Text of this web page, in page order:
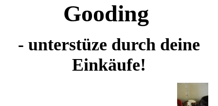
Gooding
- unterstüze durch deine
Einkäufe!